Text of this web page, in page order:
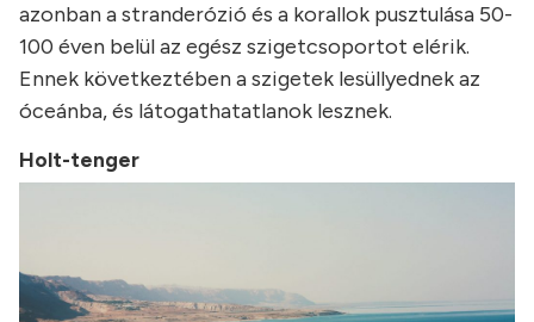
azonban a stranderózió és a korallok pusztulása 50-
100 éven belül az egész szigetcsoportot elérik.
Ennek következtében a szigetek lesüllyednek az
óceánba, és látogathatatlanok lesznek.
Holt-tenger